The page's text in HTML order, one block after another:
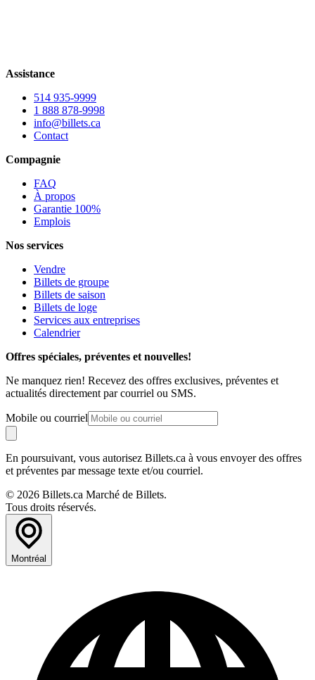
Assistance
514 935-9999
1 888 878-9998
info@billets.ca
Contact
Compagnie
FAQ
À propos
Garantie 100%
Emplois
Nos services
Vendre
Billets de groupe
Billets de saison
Billets de loge
Services aux entreprises
Calendrier
Offres spéciales, préventes et nouvelles!
Ne manquez rien! Recevez des offres exclusives, préventes et
actualités directement par courriel ou SMS.
Mobile ou courriel
En poursuivant, vous autorisez Billets.ca à vous envoyer des offres
et préventes par message texte et/ou courriel.
© 2026 Billets.ca Marché de Billets.
Tous droits réservés.
Montréal